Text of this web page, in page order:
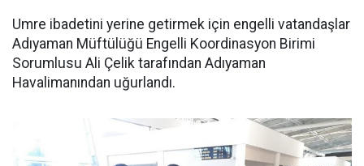
Umre ibadetini yerine getirmek için engelli vatandaşlar
Adıyaman Müftülüğü Engelli Koordinasyon Birimi
Sorumlusu Ali Çelik tarafından Adıyaman
Havalimanından uğurlandı.